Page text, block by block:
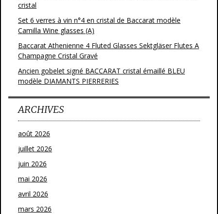
cristal
Set 6 verres à vin n°4 en cristal de Baccarat modèle
Camilla Wine glasses (A)
Baccarat Athenienne 4 Fluted Glasses Sektgläser Flutes A
Champagne Cristal Gravé
Ancien gobelet signé BACCARAT cristal émaillé BLEU
modèle DIAMANTS PIERRERIES
ARCHIVES
août 2026
juillet 2026
juin 2026
mai 2026
avril 2026
mars 2026